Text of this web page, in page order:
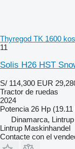
Thyregod TK 1600
11
Solis H26 HST
S/ 114,300 EUR
Tractor de ruedas
2024
Potencia 26 Hp (19.11
Dinamarca, Lintrup
Lintrup Maskinhandel
Contacte con el